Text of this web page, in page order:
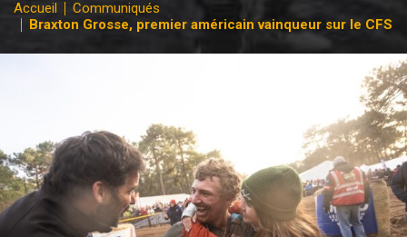
Accueil
Communiqués
Braxton Grosse, premier américain vainqueur sur le CFS